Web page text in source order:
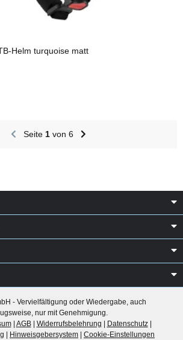
Helm turquoise matt
Seite 1von 6
- Vervielfältigung oder Wiedergabe, auch
nur mit Genehmigung.
| AGB| Widerrufsbelehrung | Datenschutz|
| Hinweisgebersystem | Cookie-Einstellungen